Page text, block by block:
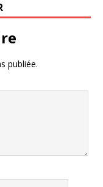
publiée.